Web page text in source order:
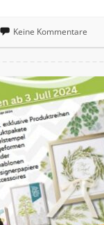
Keine Kommentare